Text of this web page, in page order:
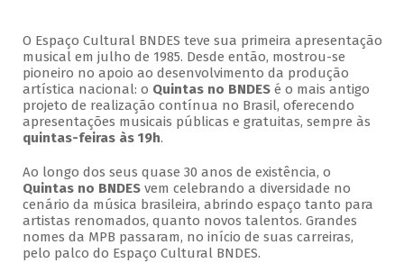
O Espaço Cultural BNDES teve sua primeira apresentação
musical em julho de 1985. Desde então, mostrou-se
pioneiro no apoio ao desenvolvimento da produção
artística nacional: o Quintas no BNDESé o mais antigo
projeto de realização contínua no Brasil, oferecendo
apresentações musicais públicas e gratuitas, sempre às
quintas-feiras às 19h.
Ao longo dos seus quase 30 anos de existência, o
Quintas no BNDESvem celebrando a diversidade no
cenário da música brasileira, abrindo espaço tanto para
artistas renomados, quanto novos talentos. Grandes
nomes da MPB passaram, no início de suas carreiras,
pelo palco do Espaço Cultural BNDES.